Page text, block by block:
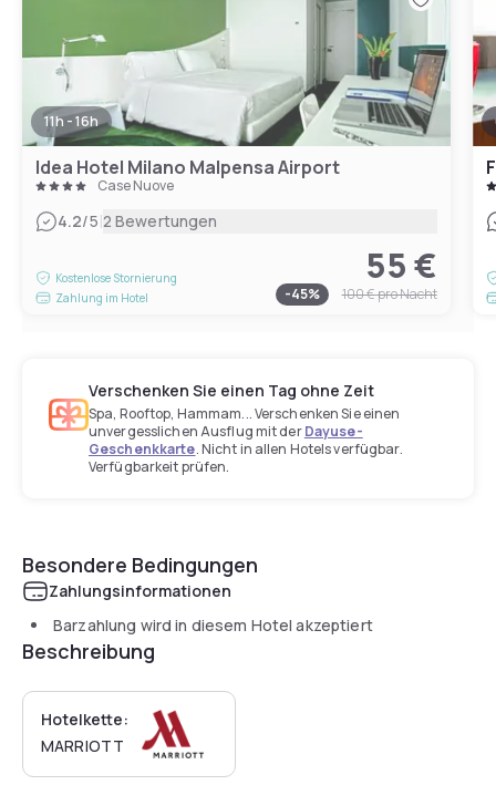
11h - 16h
Idea Hotel Milano Malpensa Airport
Case Nuove
4.2/5|2 Bewertungen
Kostenlose Stornierung
Zahlung im Hotel
55 €
-45% 100 €pro Nacht
Verschenken Sie einen Tag ohne Zeit
Spa, Rooftop, Hammam... Verschenken Sie einen
unvergesslichen Ausflug mit derDayuse-
Geschenkkarte. Nicht in allen Hotels verfügbar.
Verfügbarkeit prüfen.
Besondere Bedingungen
Zahlungsinformationen
Barzahlung wird in diesem Hotel akzeptiert
Beschreibung
Hotelkette:
MARRIOTT